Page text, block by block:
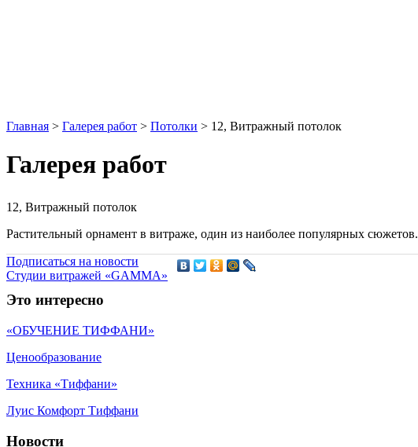
Главная > Галерея работ > Потолки > 12, Витражный потолок
Галерея работ
12, Витражный потолок
Растительный орнамент в витраже, один из наиболее популярных сюжетов.
Подписаться на новости
Студии витражей «GAMMA»
Это интересно
«ОБУЧЕНИЕ ТИФФАНИ»
Ценообразование
Техника «Тиффани»
Луис Комфорт Тиффани
Новости